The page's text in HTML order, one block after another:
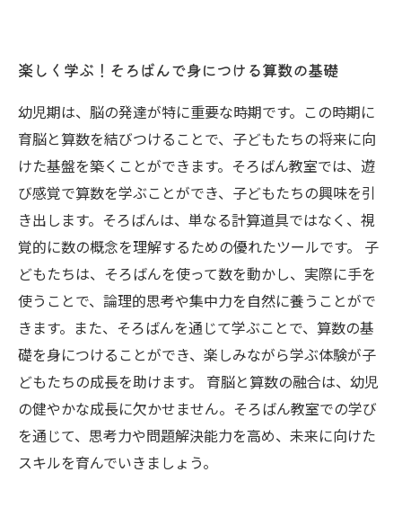
楽しく学ぶ！そろばんで身につける算数の基礎
幼児期は、脳の発達が特に重要な時期です。この時期に
育脳と算数を結びつけることで、子どもたちの将来に向
けた基盤を築くことができます。そろばん教室では、遊
び感覚で算数を学ぶことができ、子どもたちの興味を引
き出します。そろばんは、単なる計算道具ではなく、視
覚的に数の概念を理解するための優れたツールです。 子
どもたちは、そろばんを使って数を動かし、実際に手を
使うことで、論理的思考や集中力を自然に養うことがで
きます。また、そろばんを通じて学ぶことで、算数の基
礎を身につけることができ、楽しみながら学ぶ体験が子
どもたちの成長を助けます。 育脳と算数の融合は、幼児
の健やかな成長に欠かせません。そろばん教室での学び
を通じて、思考力や問題解決能力を高め、未来に向けた
スキルを育んでいきましょう。